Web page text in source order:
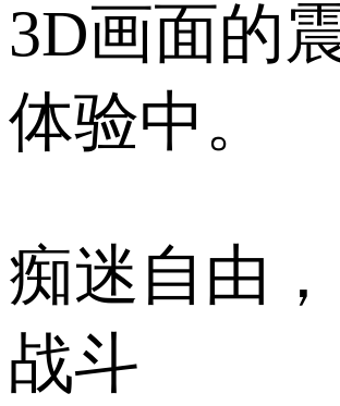
3D画面的
体验中。
痴迷自由
战斗